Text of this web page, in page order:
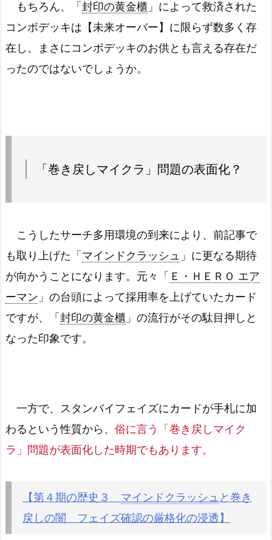
もちろん、「 封印の黄金櫃 」によって救済された
コンボデッキは【未来オーバー】に限らず数多く存
在し、まさにコンボデッキのお供とも言える存在だ
ったのではないでしょうか。
「巻き戻しマイクラ」問題の表面化？
こうしたサーチ多用環境の到来により、前記事で
も取り上げた「 マインドクラッシュ 」に更なる期待
が向かうことになります。元々「 Ｅ・ＨＥＲＯ エア
ーマン 」の台頭によって採用率を上げていたカード
ですが、「 封印の黄金櫃 」の流行がその駄目押しと
なった印象です。
一方で、スタンバイフェイズにカードが手札に加
わるという性質から、 俗に言う「巻き戻しマイク
ラ」問題が表面化した時期でもあります。
【第４期の歴史３ マインドクラッシュ と巻き
戻しの闇 フェイズ確認の厳格化の浸透】